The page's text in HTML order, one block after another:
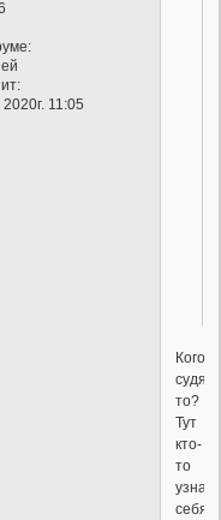
11:05
Кого
судят
то?
Тут
кто-
то
узнал
себя?